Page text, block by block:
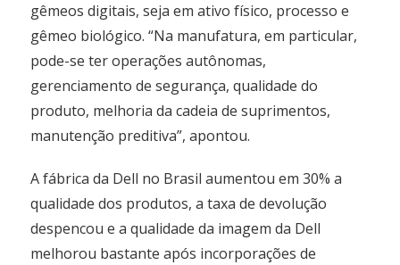
gêmeos digitais, seja em ativo físico, processo e
gêmeo biológico. “Na manufatura, em particular,
pode-se ter operações autônomas,
gerenciamento de segurança, qualidade do
produto, melhoria da cadeia de suprimentos,
manutenção preditiva”, apontou.
A fábrica da Dell no Brasil aumentou em 30% a
qualidade dos produtos, a taxa de devolução
despencou e a qualidade da imagem da Dell
melhorou bastante após incorporações de